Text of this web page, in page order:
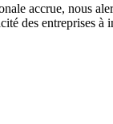
accrue, nous
des entreprises à